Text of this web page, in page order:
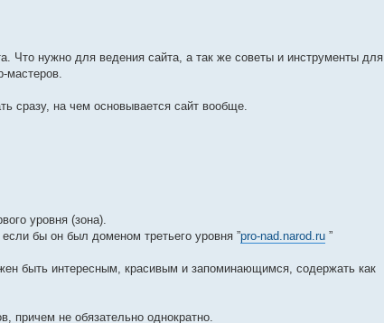
Что нужно для ведения сайта, а так же советы и инструменты для
мастеров.
сразу, на чем основывается сайт вообще.
уровня (зона).
бы он был доменом третьего уровня ”pro-nad.narod.ru ”
быть интересным, красивым и запоминающимся, содержать как
причем не обязательно однократно.